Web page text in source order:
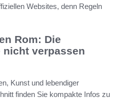
Websites, denn Regeln
Rom: Die
nicht verpassen
Kunst und lebendiger
finden Sie kompakte Infos zu